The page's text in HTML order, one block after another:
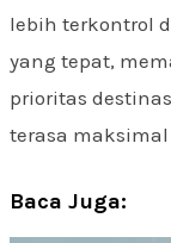
lebih terkontrol
yang tepat,
prioritas
terasa
Baca Juga: